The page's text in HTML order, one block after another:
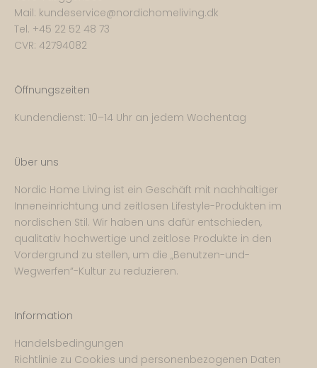
Mail: kundeservice@nordichomeliving.dk
Tel. +45 22 52 48 73
CVR: 42794082
Öffnungszeiten
Kundendienst: 10–14 Uhr an jedem Wochentag
Über uns
Nordic Home Living ist ein Geschäft mit nachhaltiger
Inneneinrichtung und zeitlosen Lifestyle-Produkten im
nordischen Stil. Wir haben uns dafür entschieden,
qualitativ hochwertige und zeitlose Produkte in den
Vordergrund zu stellen, um die „Benutzen-und-
Wegwerfen“-Kultur zu reduzieren.
Information
Handelsbedingungen
Richtlinie zu Cookies und personenbezogenen Daten